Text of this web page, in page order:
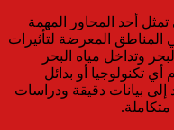
أحد المحاور المهمة
المناطق المعرضة لتأثيرات
وتداخل مياه البحر
تكنولوجيا أو بدائل
بيانات دقيقة ودراسات